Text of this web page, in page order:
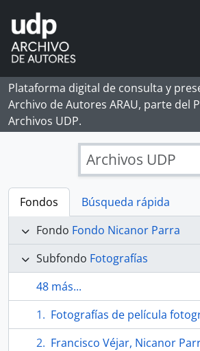
Skip to main content
Plataforma digital de consulta y
Archivo de Autores ARAU, parte del
Archivos UDP.
Archivos UDP
Fondos
Búsqueda rápida
Fondo Fondo Nicanor Parra
Subfondo Fotografías
48 más...
Fotografías de película fotográfica de
Francisco Véjar, Nicanor Parra y